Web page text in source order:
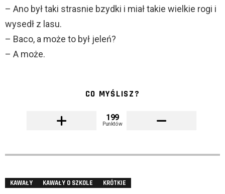
– Ano był taki strasnie bzydki i miał takie wielkie rogi i
wysedł z lasu.
– Baco, a może to był jeleń?
– A może.
CO MYŚLISZ?
199
Punktów
KAWAŁY KAWAŁY O SZKOLE KRÓTKIE